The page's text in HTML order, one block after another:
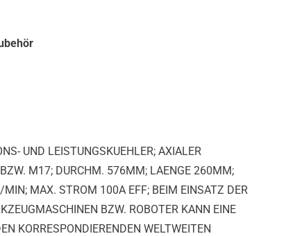
UND LEISTUNGSKUEHLER; AXIALER
M17; DURCHM. 576MM; LAENGE 260MM;
MAX. STROM 100A EFF; BEIM EINSATZ DER
BZW. ROBOTER KANN EINE
KORRESPONDIERENDEN WELTWEITEN